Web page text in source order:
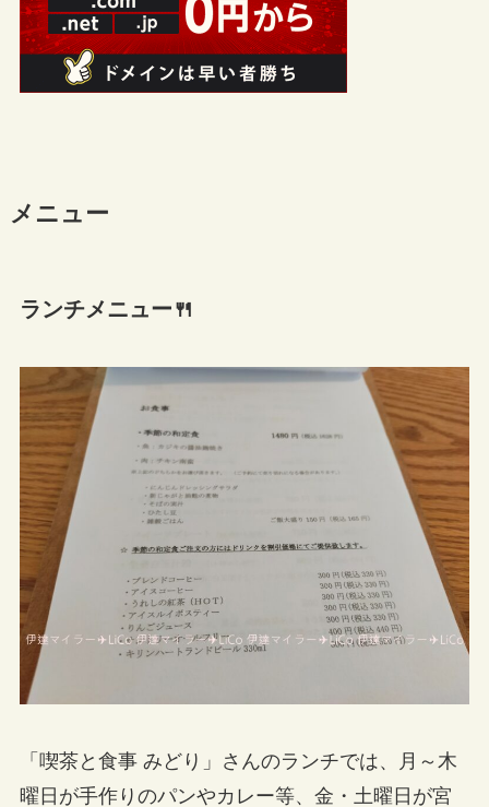
メニュー
ランチメニュー🍴
「喫茶と食事 みどり」さんのランチでは、月～木
曜日が手作りのパンやカレー等、金・土曜日が宮